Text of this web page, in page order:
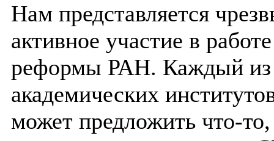
Нам представляется
активное участие в
реформы РАН. Каждый из
академических
может предложить что-